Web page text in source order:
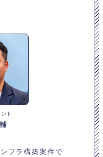
ト
フラ構築案件で